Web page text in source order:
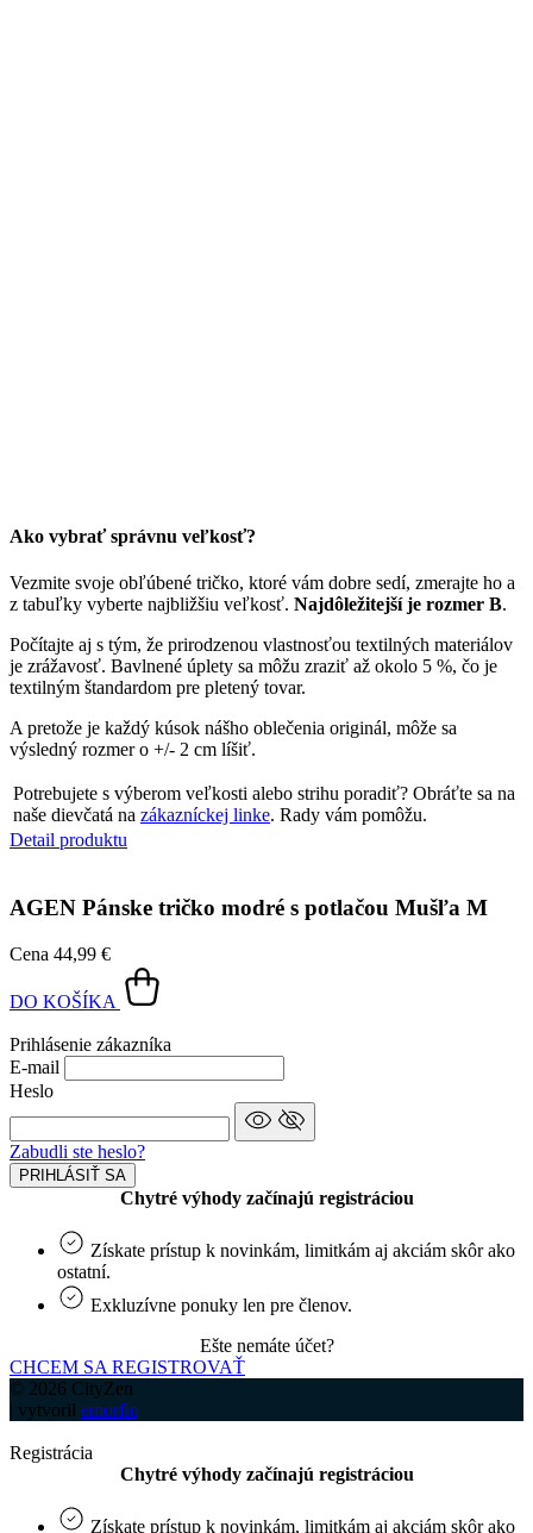
Ako vybrať správnu veľkosť?
Vezmite svoje obľúbené tričko, ktoré vám dobre sedí, zmerajte ho a
z tabuľky vyberte najbližšiu veľkosť. Najdôležitejší je rozmer B.
Počítajte aj s tým, že prirodzenou vlastnosťou textilných materiálov
je zrážavosť. Bavlnené úplety sa môžu zraziť až okolo 5 %, čo je
textilným štandardom pre pletený tovar.
A pretože je každý kúsok nášho oblečenia originál, môže sa
výsledný rozmer o +/- 2 cm líšiť.
Potrebujete s výberom veľkosti alebo strihu poradiť? Obráťte sa na
naše dievčatá na zákazníckej linke. Rady vám pomôžu.
Detail produktu
AGEN Pánske tričko modré s potlačou Mušľa M
Cena 44,99 €
DO KOŠÍKA
Prihlásenie zákazníka
E-mail
Heslo
Zabudli ste heslo?
PRIHLÁSIŤ SA
Chytré výhody začínajú registráciou
Získate prístup k novinkám, limitkám aj akciám skôr ako
ostatní.
Exkluzívne ponuky len pre členov.
Ešte nemáte účet?
CHCEM SA REGISTROVAŤ
© 2026 CityZen
| vytvoril emorfiq
Registrácia
Chytré výhody začínajú registráciou
Získate prístup k novinkám, limitkám aj akciám skôr ako